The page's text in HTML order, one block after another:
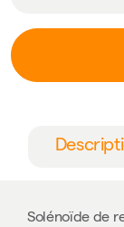
Solénoïde de